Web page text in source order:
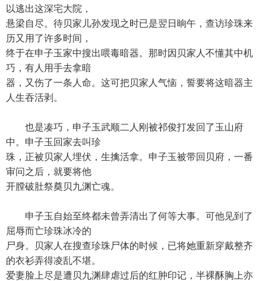
以逃出这深宅大院，
悬梁自尽。待贝家儿孙发现之时已是翌日晌午，查访珍珠来
历又用了许多时间，
终于在申子玉家中搜出喂毒暗器。那时因贝家人不懂其中机
巧，有人用手去拿暗
器，又伤了一条人命。这可把贝家人气恼，誓要将这暗器主
人生吞活剥。
也是凑巧，申子玉武顺二人刚被祁俊打发回了玉山府
中。申子玉回家去叫珍
珠，正被贝家人埋伏，生擒活拿。申子玉被带回贝府，一番
审问之后，就要将他
开膛破肚祭奠贝九渊亡魂。
申子玉自始至终都未曾弄清出了何等大事。可他见到了
屈辱而亡珍珠冰冷的
尸身。贝家人在搜查珍珠尸体的时候，已将她重新穿戴整齐
的衣衫弄得凌乱不堪。
爱妻脸上尽是遭贝九渊肆虐过后的红肿印记，半裸酥胸上亦